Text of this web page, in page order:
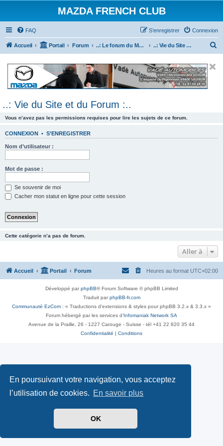
En poursuivant votre navigation, vous acceptez
l’utilisation de cookies. En savoir plus
OK
MAZDA FRENCH CLUB
FAQ Connexion
S’enregistrer
Accueil Portail Forum ..: Le forum du Mazda French Club :.. ..: Vie du Site et du Forum :..
e
..: Vie du Site et du Forum :..
Vous n’avez pas les permissions requises pour lire les sujets de ce forum.
CONNEXION • S’ENREGISTRER
Nom d’utilisateur :
Mot de passe :
Se souvenir de moi
Cacher mon statut en ligne pour cette session
Cette catégorie n’a pas de forum.
Aller à
Accueil Portail Forum Heures au format UTC+02:00
Développé parphpBB® Forum Software © phpBB Limited
Traduit parphpBB-fr.com
Communauté EzCom : « Traductions d'extensions & styles pour phpBB 3.2.x & 3.3.x »
Forum hébergé par les services d’ Infomaniak Network SA
Avenue de la Praille, 26 - 1227 Carouge - Suisse - tél +41 22 820 35 44
Confidentialité
Conditions